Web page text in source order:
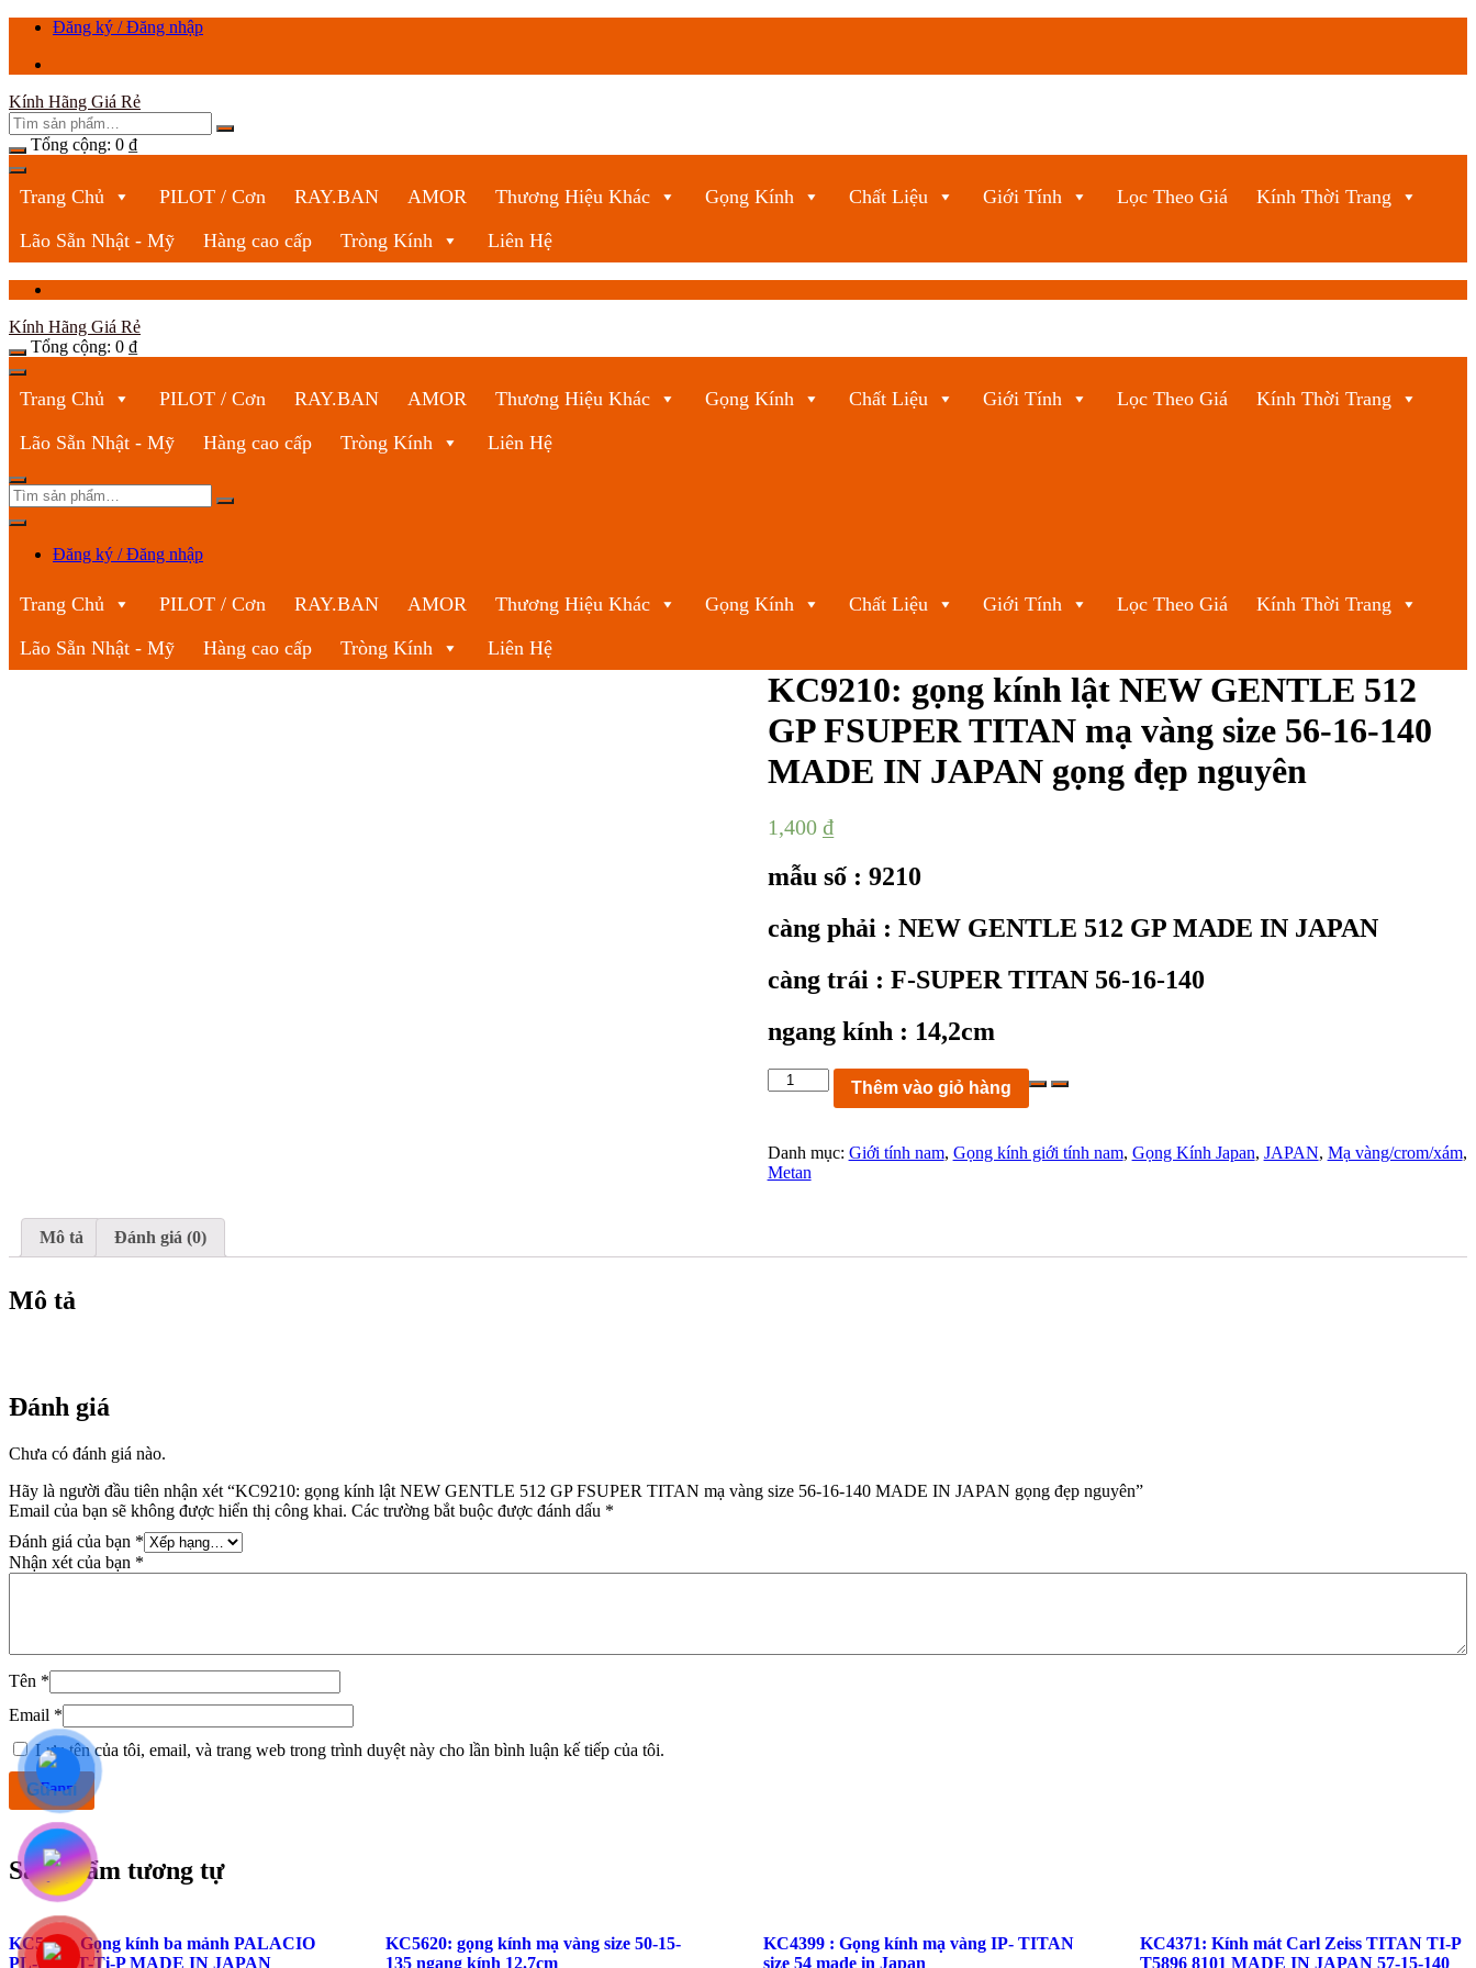
ChuyểnĐăng ký / Đăng nhập
Kính Hãng Giá Rẻ
Tổng cộng: 0 ₫
Trang Chủ PILOT / Cơn RAY.BAN AMOR Thương Hiệu Khác Gọng Kính Chất Liệu Giới Tính Lọc Theo Giá
Kính Thời Trang
Lão Sẵn Nhật - Mỹ
Hàng cao cấp Tròng Kính Liên Hệ
Kính Hãng Giá Rẻ
Tổng cộng: 0 ₫
Trang Chủ PILOT / Cơn RAY.BAN AMOR Thương Hiệu Khác Gọng Kính Chất Liệu Giới Tính Lọc Theo Giá
Kính Thời Trang
Lão Sẵn Nhật - Mỹ
Hàng cao cấp Tròng Kính Liên Hệ
Đăng ký / Đăng nhập
Trang Chủ PILOT / Cơn RAY.BAN AMOR Thương Hiệu Khác Gọng Kính Chất Liệu Giới Tính Lọc Theo Giá
Kính Thời Trang
Lão Sẵn Nhật - Mỹ
Hàng cao cấp Tròng Kính Liên Hệ
KC9210: gọng kính lật NEW GENTLE 512
GP FSUPER TITAN mạ vàng size 56-16-140
MADE IN JAPAN gọng đẹp nguyên
1,400 ₫
mẫu số : 9210
càng phải : NEW GENTLE 512 GP MADE IN JAPAN
càng trái : F-SUPER TITAN 56-16-140
ngang kính : 14,2cm
KC9210:
gọng
NEW
GENTLE
TITAN
nguyên
Thêm vào giỏ hàng
Danh mục: Giới tính nam, Gọng kính giới tính nam, Gọng Kính Japan, JAPAN, Mạ vàng/crom/xám,
Metan
Mô tả Đánh giá (0)
Mô tả
Đánh giá
Chưa có đánh giá nào.
Hãy là người đầu tiên nhận xét “KC9210: gọng kính lật NEW GENTLE 512 GP FSUPER TITAN mạ vàng size 56-16-140 MADE IN JAPAN gọng đẹp nguyên”
Email của bạn sẽ không được hiển thị công khai. Các trường bắt buộc được đánh dấu *
Đánh giá của bạn *
Nhận xét của bạn *
Tên *
Email *
Lưu tên của tôi, email, và trang web trong trình duyệt này cho lần bình luận kế tiếp của tôi.
Sản phẩm tương tự
KC5003: Gọng kính ba mảnh PALACIO
PL-0140 T-Ti-P MADE IN JAPAN
KC5620: gọng kính mạ vàng size 50-15-
135 ngang kính 12.7cm
KC4399 : Gọng kính mạ vàng IP- TITAN
size 54 made in Japan
KC4371: Kính mát Carl Zeiss TITAN TI-P
T5896 8101 MADE IN JAPAN 57-15-140